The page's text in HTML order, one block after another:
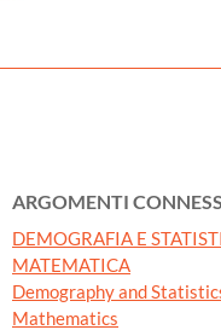
ARGOMENTI
DEMOGRAFIA E
MATEMATICA
Demography and
Mathematics